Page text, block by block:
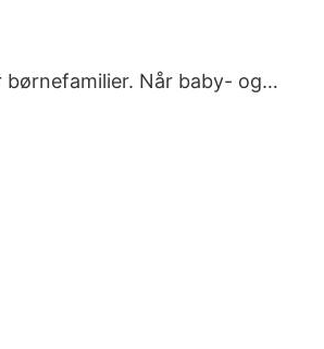
børnefamilier. Når baby- og…